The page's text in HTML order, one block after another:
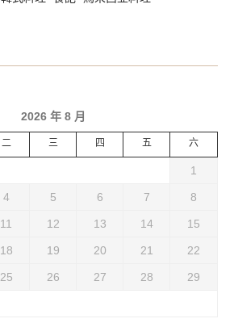
2026 年 8 月
二 三 四 五 六
1
4 5 6 7 8
11 12 13 14 15
18 19 20 21 22
25 26 27 28 29